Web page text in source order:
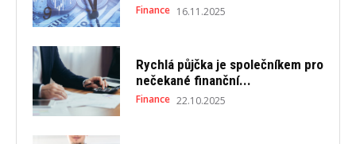
Finance 16.11.2025
Rychlá půjčka je společníkem pro
nečekané finanční...
Finance 22.10.2025